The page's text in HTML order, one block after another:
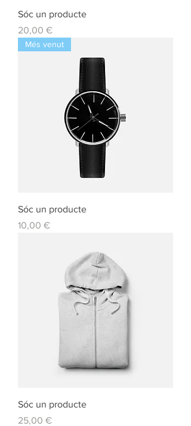
Sóc un producte
Preu
20,00 €
Més venut
Sóc un producte
Preu
10,00 €
Sóc un producte
Preu
25,00 €